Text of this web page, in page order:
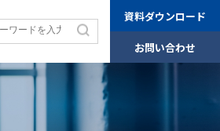
資料ダウンロード
お問い合わせ